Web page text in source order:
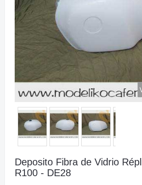
Deposito Fibra de Vidrio
R100 - DE28